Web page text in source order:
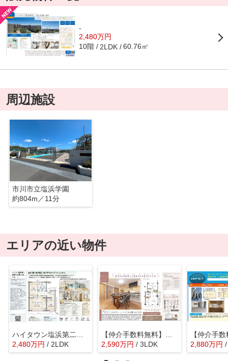
-
2,480万円
10階 2LDK 60.76㎡
周辺施設
市川市立塩浜学園
約804m／11分
エリアの近い物件
2,480万円 / 2LDK
2,590万円 / 3LDK 2,880万円